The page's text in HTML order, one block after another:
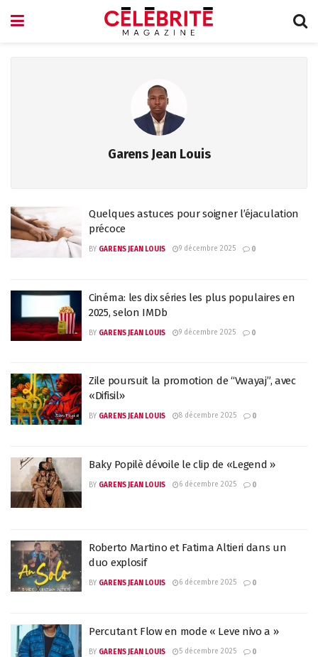
Garens Jean Louis
Quelques astuces pour soigner l’éjaculation
précoce
BY GARENS JEAN LOUIS 9 décembre 2025 0
Cinéma: les dix séries les plus populaires en
2025, selon IMDb
BY GARENS JEAN LOUIS 9 décembre 2025 0
Zile poursuit la promotion de “Vwayaj”, avec
«Difisil»
BY GARENS JEAN LOUIS 8 décembre 2025 0
Baky Popilè dévoile le clip de «Legend »
BY GARENS JEAN LOUIS 6 décembre 2025 0
Roberto Martino et Fatima Altieri dans un
duo explosif
BY GARENS JEAN LOUIS 6 décembre 2025 0
Percutant Flow en mode « Leve nivo a »
BY GARENS JEAN LOUIS 5 décembre 2025 0